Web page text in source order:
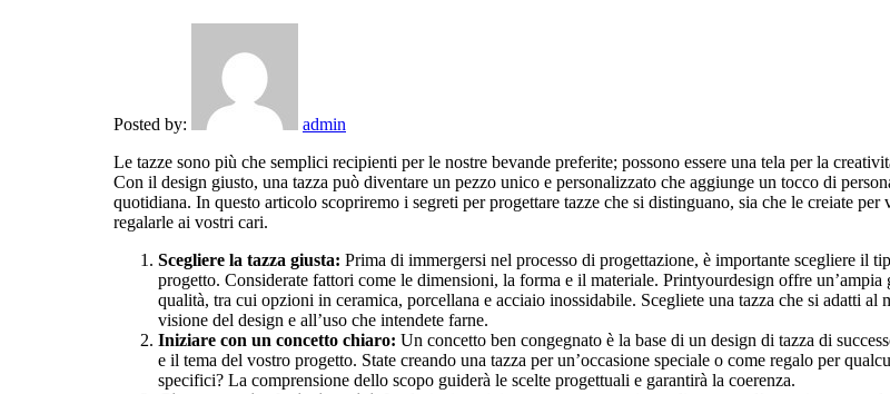
Posted by:
admin
Le tazze sono più che semplici recipienti per le nostre bevande preferite; possono essere una tela per la
Con il design giusto, una tazza può diventare un pezzo unico e personalizzato che aggiunge un tocco di
quotidiana. In questo articolo scopriremo i segreti per progettare tazze che si distinguano, sia che le creiate per
regalarle ai vostri cari.
Scegliere la tazza giusta: Prima di immergersi nel processo di progettazione, è importante scegliere il
progetto. Considerate fattori come le dimensioni, la forma e il materiale. Printyourdesign offre un’ampia
qualità, tra cui opzioni in ceramica, porcellana e acciaio inossidabile. Scegliete una tazza che si adatti al
visione del design e all’uso che intendete farne.
Iniziare con un concetto chiaro: Un concetto ben congegnato è la base di un design di tazza di
e il tema del vostro progetto. State creando una tazza per un’occasione speciale o come regalo per
specifici? La comprensione dello scopo guiderà le scelte progettuali e garantirà la coerenza.